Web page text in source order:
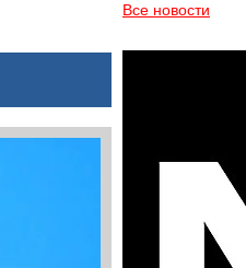
Все новости